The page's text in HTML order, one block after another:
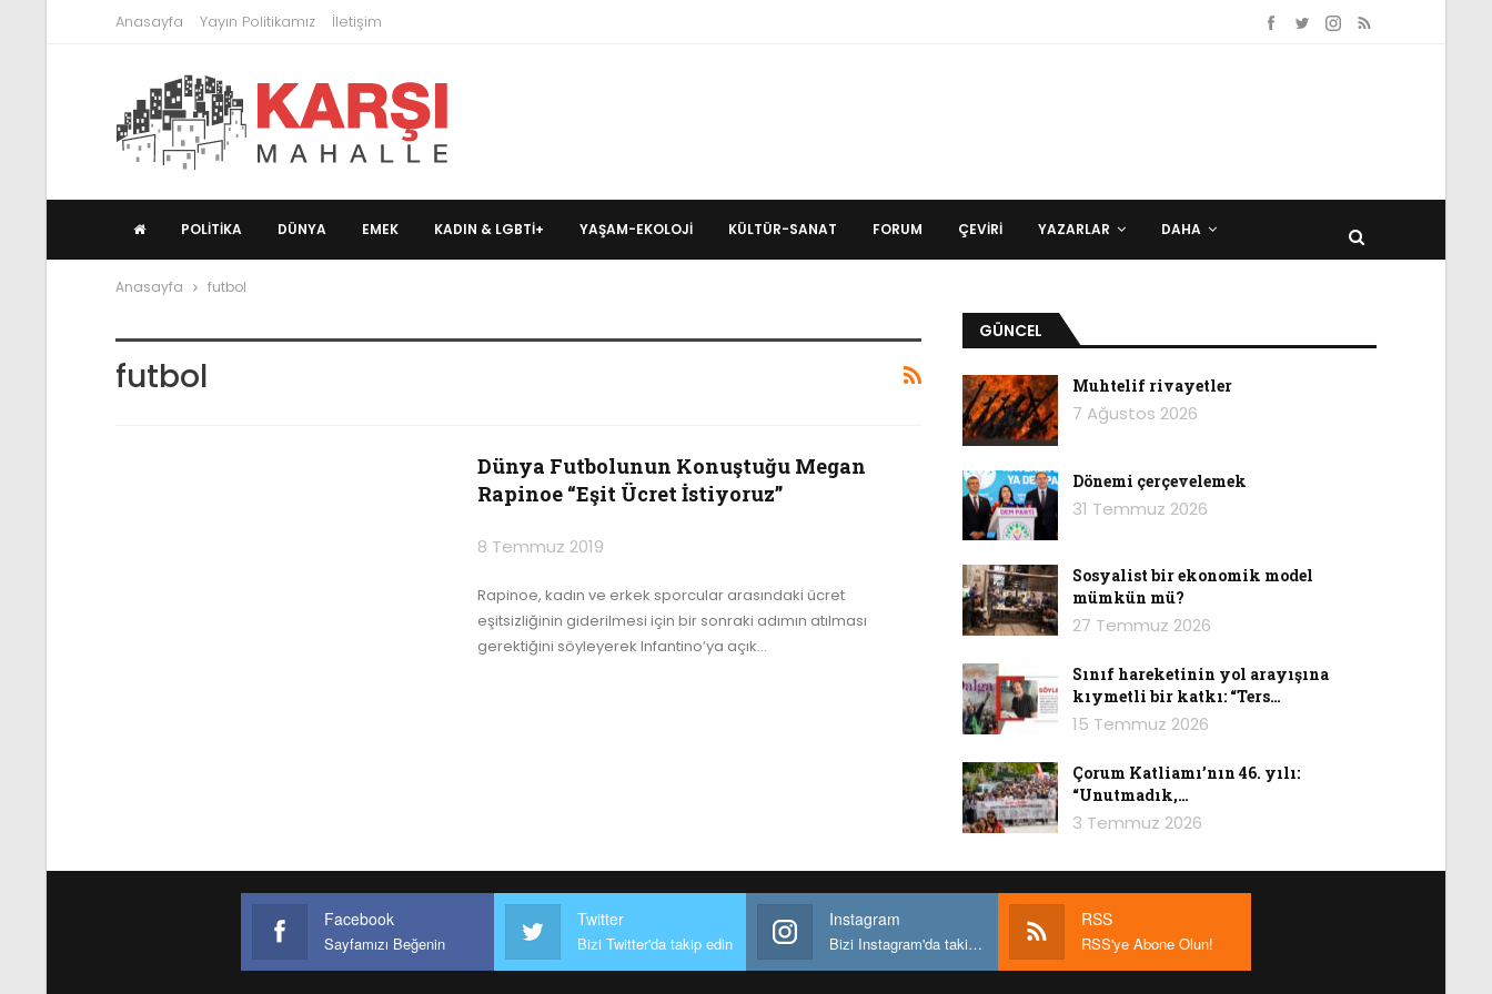
Anasayfa Yayın Politikamız İletişim
POLITIKA DÜNYA EMEK KADIN & LGBTİ+ YAŞAM-EKOLOJI KÜLTÜR-SANAT FORUM ÇEVIRI YAZARLAR DAHA
Anasayfa futbol
futbol
Dünya Futbolunun Konuştuğu Megan
Rapinoe “Eşit Ücret İstiyoruz”
8 Temmuz 2019
Rapinoe, kadın ve erkek sporcular arasındaki ücret
eşitsizliğinin giderilmesi için bir sonraki adımın atılması
gerektiğini söyleyerek Infantino’ya açık…
GÜNCEL
Muhtelif rivayetler
7 Ağustos 2026
Dönemi çerçevelemek
31 Temmuz 2026
Sosyalist bir ekonomik model
mümkün mü?
27 Temmuz 2026
Sınıf hareketinin yol arayışına
kıymetli bir katkı: “Ters…
15 Temmuz 2026
Çorum Katliamı’nın 46. yılı:
“Unutmadık,…
3 Temmuz 2026
Facebook
Sayfamızı Beğenin
Twitter
Bizi Twitter'da takip edin
Instagram
Bizi Instagram'da takip edin
RSS
RSS'ye Abone Olun!